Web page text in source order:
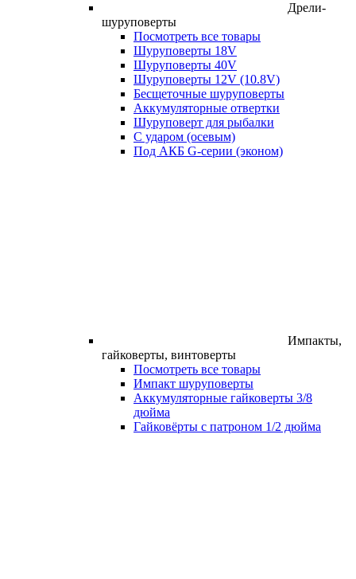
Дрели-
шуруповерты
Посмотреть все товары
Шуруповерты 18V
Шуруповерты 40V
Шуруповерты 12V (10.8V)
Бесщеточные шуруповерты
Аккумуляторные отвертки
Шуруповерт для рыбалки
С ударом (осевым)
Под АКБ G-серии (эконом)
Импакты,
гайковерты, винтоверты
Посмотреть все товары
Импакт шуруповерты
Аккумуляторные гайковерты 3/8
дюйма
Гайковёрты с патроном 1/2 дюйма